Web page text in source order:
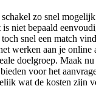
zo snel
niet bepaald
snel een match
werken aan je online
doelgroep. Maak
voor het
wat de kosten zijn